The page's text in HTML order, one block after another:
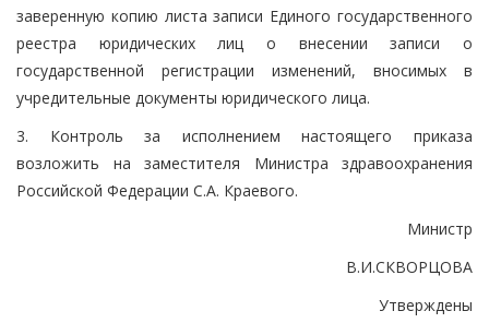
заверенную копию листа записи Единого государственного
реестра юридических лиц о внесении записи о
государственной регистрации изменений, вносимых в
учредительные документы юридического лица.
3. Контроль за исполнением настоящего приказа
возложить на заместителя Министра здравоохранения
Российской Федерации С.А. Краевого.
Министр
В.И.СКВОРЦОВА
Утверждены